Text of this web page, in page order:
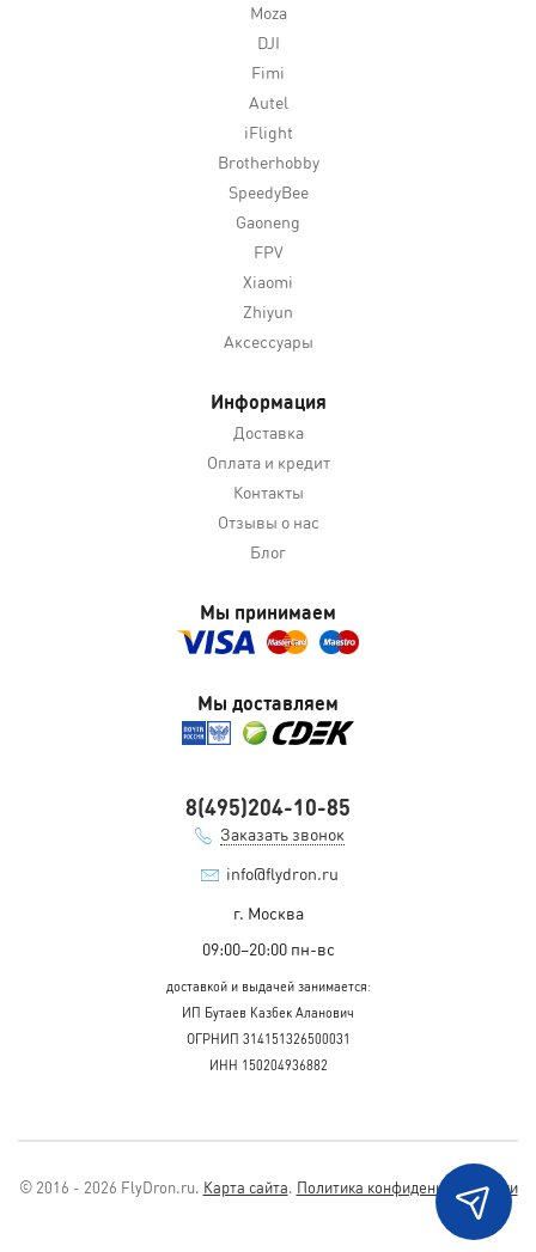
Moza
DJI
Fimi
Autel
iFlight
Brotherhobby
SpeedyBee
Gaoneng
FPV
Xiaomi
Zhiyun
Аксессуары
Информация
Доставка
Оплата и кредит
Контакты
Отзывы о нас
Блог
Мы принимаем
Мы доставляем
8(495)204-10-85
Заказать звонок
info@flydron.ru
г. Москва
09:00–20:00 пн-вс
доставкой и выдачей занимается:
ИП Бутаев Казбек Аланович
ОГРНИП 314151326500031
ИНН 150204936882
© 2016 - 2026 FlyDron.ru. Карта сайта. Политика конфиденциальности